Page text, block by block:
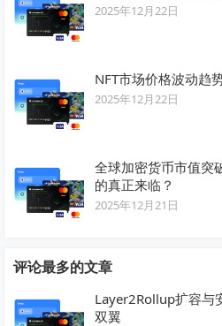
2025年12月22日
NFT市场价格波动趋
2025年12月22日
全球加密货币市值突
的真正来临？
2025年12月21日
评论最多的文章
Layer2Rollup扩容与
双翼